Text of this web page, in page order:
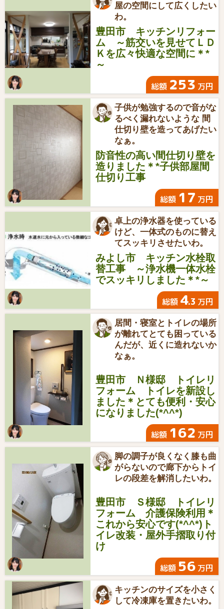
屋の空間にして広くしたい
わ。
豊田市 キッチンリフォー
ム ～筋交いを見せてＬＤ
Ｋを広々快適な空間に＊*
～
総額 253 万円
子供が勉強するので音がな
るべく漏れないような 間
仕切り壁を造ってあげたい
なぁ。
防音性の高い間仕切り壁を
造りました＊*子供部屋間
仕切り工事
総額 17 万円
卓上の浄水器を使っている
けど、一体式のものに替え
てスッキリさせたいわ。
みよし市 キッチン水栓取
替工事 ～浄水機一体水栓
でスッキリしました＊*～
総額 4.3 万円
居間・寝室とトイレの場所
が離れてとても困っている
んだが、近くに造れないか
なぁ。
豊田市 Ｎ様邸 トイレリ
フォーム トイレを新設し
ました＊とても便利・安心
になりました(*^^*)
総額 162 万円
脚の調子が良くなく膝も曲
がらないので廊下からトイ
レの段差を解消したいわ。
豊田市 Ｓ様邸 トイレリ
フォーム 介護保険利用＊
これから安心です(*^^*)ト
イレ改装・屋外手摺取り付
け
総額 56 万円
キッチンのサイズを小さく
して冷凍庫を置きたいわ。